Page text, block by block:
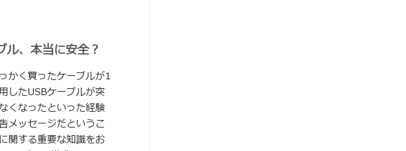
ル、本当に安全？
かく買ったケーブルが1
したUSBケーブルが突
くなったといった経験
メッセージだというこ
関する重要な知識をお